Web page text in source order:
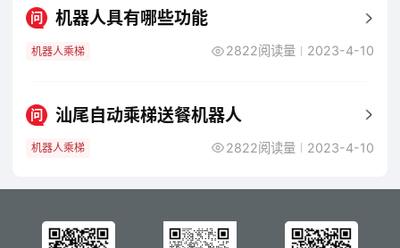
问 机器人具有哪些功能
机器人乘梯 2822阅读量 2023-4-10
问 汕尾自动乘梯送餐机器人
机器人乘梯 2822阅读量 2023-4-10